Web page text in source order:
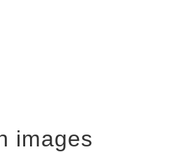
images